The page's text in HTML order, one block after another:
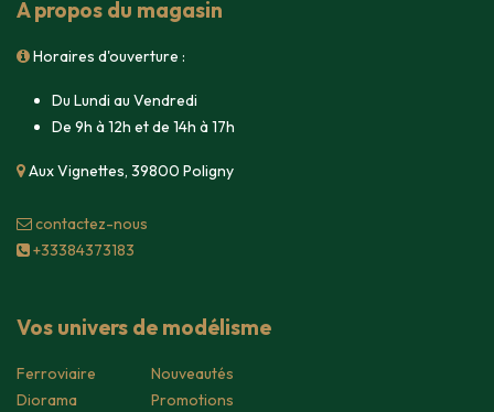
A propos du magasin
Horaires d'ouverture :
Du Lundi au Vendredi
De 9h à 12h et de 14h à 17h
Aux Vignettes, 39800 Poligny
contacte​z-nous
+33384373183
Vos univers de modélisme
Ferroviaire
Diorama
Nouveautés
Promotions